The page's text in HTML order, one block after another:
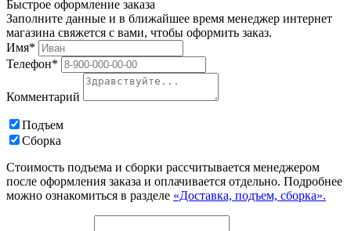
Быстрое оформление заказа
Заполните данные и в ближайшее время менеджер интернет
магазина свяжется с вами, чтобы оформить заказ.
Имя*
Телефон*
Комментарий
Подъем
Сборка
Стоимость подъема и сборки рассчитывается менеджером
после оформления заказа и оплачивается отдельно. Подробнее
можно ознакомиться в разделе «Доставка, подъем, сборка».